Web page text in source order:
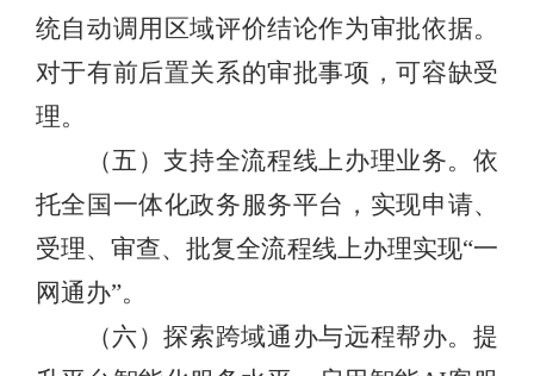
统自动调用区域评价结论作为审批依据。
对于有前后置关系的审批事项，可容缺受
理。
（五）支持全流程线上办理业务。依
托全国一体化政务服务平台，实现申请、
受理、审查、批复全流程线上办理实现“一
网通办”。
（六）探索跨域通办与远程帮办。提